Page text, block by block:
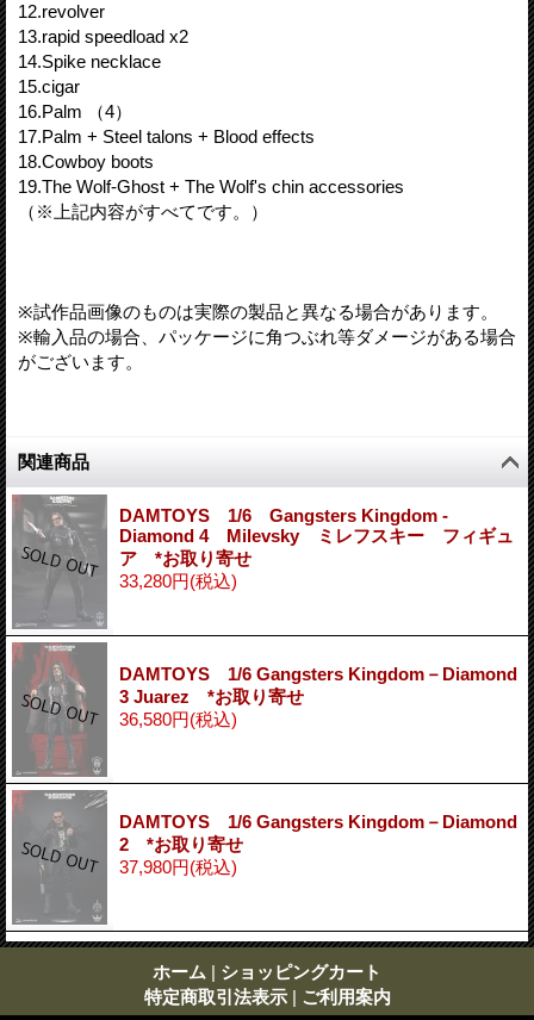
12.revolver
13.rapid speedload x2
14.Spike necklace
15.cigar
16.Palm （4）
17.Palm + Steel talons + Blood effects
18.Cowboy boots
19.The Wolf-Ghost + The Wolf's chin accessories
（※上記内容がすべてです。）
※試作品画像のものは実際の製品と異なる場合があります。
※輸入品の場合、パッケージに角つぶれ等ダメージがある場合
がございます。
関連商品
DAMTOYS 1/6 Gangsters Kingdom -
Diamond 4 Milevsky ミレフスキー フィギュ
ア *お取り寄せ
33,280円(税込)
DAMTOYS 1/6 Gangsters Kingdom－Diamond
3 Juarez *お取り寄せ
36,580円(税込)
DAMTOYS 1/6 Gangsters Kingdom－Diamond
2 *お取り寄せ
37,980円(税込)
ホーム | ショッピングカート
特定商取引法表示 | ご利用案内